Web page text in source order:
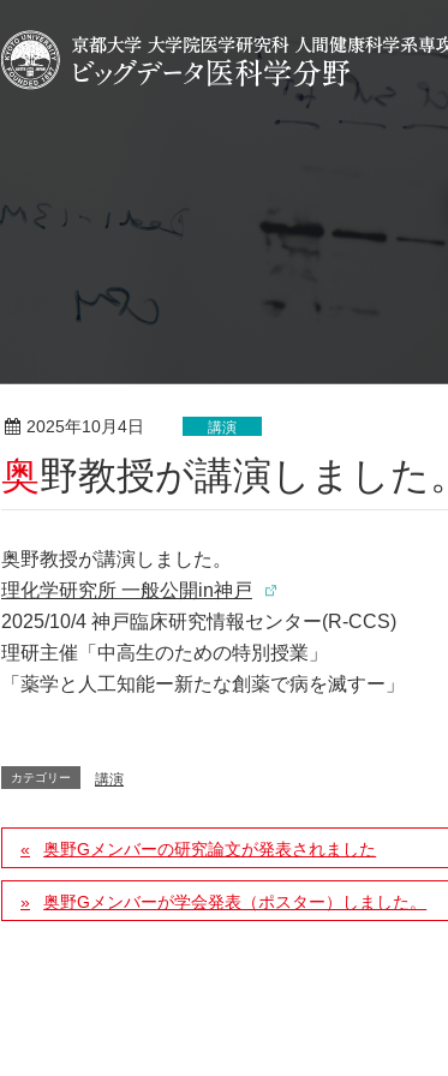
2025年10月4日 講演
奥野教授が講演しました。
奥野教授が講演しました。
理化学研究所 一般公開in神戸
2025/10/4 神戸臨床研究情報センター(R-CCS)
理研主催「中高生のための特別授業」
「薬学と人工知能ー新たな創薬で病を滅すー」
カテゴリー 講演
奥野Gメンバーの研究論文が発表されました
奥野Gメンバーが学会発表（ポスター）しました。